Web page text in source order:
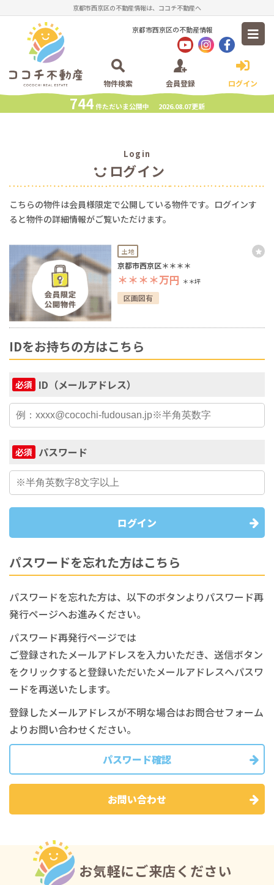
京都市西京区の不動産情報は、ココチ不動産へ
京都市西京区の不動産情報
物件検索 会員登録 ログイン
744件ただいま公開中 2026.08.07更新
Login
ログイン
こちらの物件は会員様限定で公開している物件です。ログインす
ると物件の詳細情報がご覧いただけます。
土地
京都市西京区＊＊＊＊
＊＊＊＊万円 ＊＊坪
区画図有
IDをお持ちの方はこちら
必須 ID（メールアドレス）
必須 パスワード
ログイン
パスワードを忘れた方はこちら
パスワードを忘れた方は、以下のボタンよりパスワード再
発行ページへお進みください。
パスワード再発行ページでは
ご登録されたメールアドレスを入力いただき、送信ボタン
をクリックすると登録いただいたメールアドレスへパスワ
ードを再送いたします。
登録したメールアドレスが不明な場合はお問合せフォーム
よりお問い合わせください。
パスワード確認
お問い合わせ
お気軽にご来店ください